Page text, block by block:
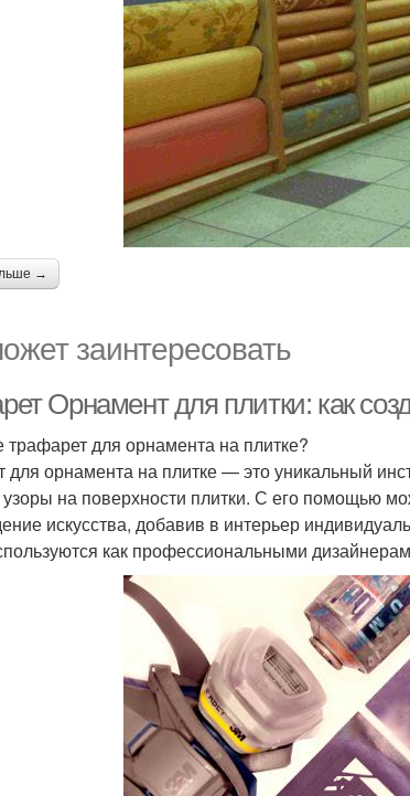
→
заинтересовать
Орнамент для плитки: как
трафарет для орнамента на плитке?
для орнамента на плитке — это уникальный
на поверхности плитки. С его помощью
искусства, добавив в интерьер
как профессиональными